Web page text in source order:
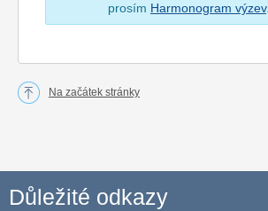
prosím Harmonogram výzev.
Na začátek stránky
Důležité odkazy